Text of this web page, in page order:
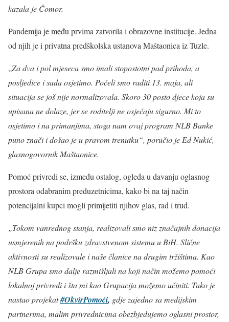
kazala je Čomor.
Pandemija je među prvima zatvorila i obrazovne institucije. Jedna
od njih je i privatna predškolska ustanova Maštaonica iz Tuzle.
„Za dva i pol mjeseca smo imali stopostotni pad prihoda, a
posljedice i sada osjetimo. Počeli smo raditi 13. maja, ali
situacija se još nije normalizovala. Skoro 30 posto djece koja su
upisana ne dolaze, jer se roditelji ne osjećaju sigurno. Mi to
osjetimo i na primanjima, stoga nam ovaj program NLB Banke
puno znači i došao je u pravom trenutku“, poručio je Ed Nukić,
glasnogovornik Maštaonice.
Pomoć privredi se, između ostalog, ogleda u davanju oglasnog
prostora odabranim preduzetnicima, kako bi na taj način
potencijalni kupci mogli primijetiti njihov glas, rad i trud.
„Tokom vanrednog stanja, realizovali smo niz značajnih donacija
usmjerenih na podršku zdravstvenom sistemu u BiH. Slične
aktivnosti su realizovale i naše članice na drugim tržištima. Kao
NLB Grupa smo dalje razmišljali na koji način možemo pomoći
lokalnoj privredi i šta mi kao Grupacija možemo učiniti. Tako je
nastao projekat#OkvirPomoći, gdje zajedno sa medijskim
partnerima, malim privrednicima obezbjeđujemo oglasni prostor,